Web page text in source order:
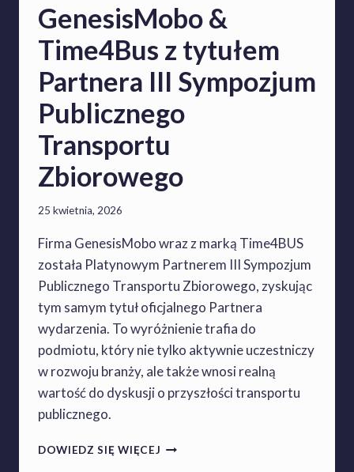
E
G
O
N
S
P
R
B
O
O
W
E
O
J
Z
GenesisMobo &
Time4Bus z tytułem
Partnera III Sympozjum
Publicznego
Transportu
Zbiorowego
25 kwietnia, 2026
Firma GenesisMobo wraz z marką Time4BUS
została Platynowym Partnerem III Sympozjum
Publicznego Transportu Zbiorowego, zyskując
tym samym tytuł oficjalnego Partnera
wydarzenia. To wyróżnienie trafia do
podmiotu, który nie tylko aktywnie uczestniczy
w rozwoju branży, ale także wnosi realną
wartość do dyskusji o przyszłości transportu
publicznego.
DOWIEDZ SIĘ WIĘCEJ